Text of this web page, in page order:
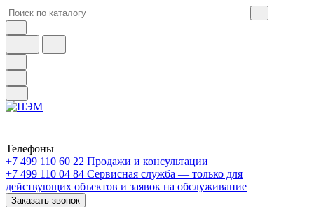
Телефоны
+7 499 110 60 22 Продажи и консультации
+7 499 110 04 84 Сервисная служба — только для
действующих объектов и заявок на обслуживание
Заказать звонок